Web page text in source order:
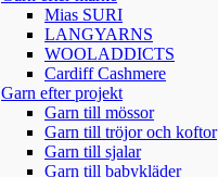
Mias SURI
LANGYARNS
WOOLADDICTS
Cardiff Cashmere
Garn efter projekt
Garn till mössor
Garn till tröjor och koftor
Garn till sjalar
Garn till babykläder